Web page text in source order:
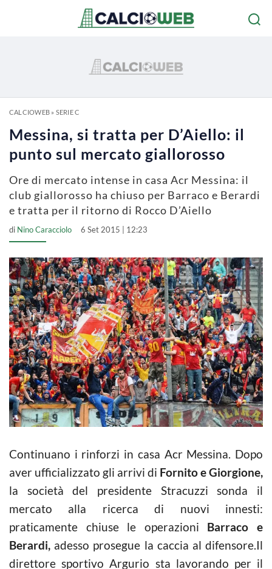
CALCIOWEB» SERIE C
Messina, si tratta per D’Aiello: il
punto sul mercato giallorosso
Ore di mercato intense in casa Acr Messina: il
club giallorosso ha chiuso per Barraco e Berardi
e tratta per il ritorno di Rocco D’Aiello
di Nino Caracciolo 6 Set 2015 | 12:23
Continuano i rinforzi in casa Acr Messina. Dopo
aver ufficializzato gli arrivi di Fornito e Giorgione,
la società del presidente Stracuzzi sonda il
mercato alla ricerca di nuovi innesti:
praticamente chiuse le operazioni Barraco e
Berardi, adesso prosegue la caccia al difensore.Il
direttore sportivo Argurio sta lavorando per il